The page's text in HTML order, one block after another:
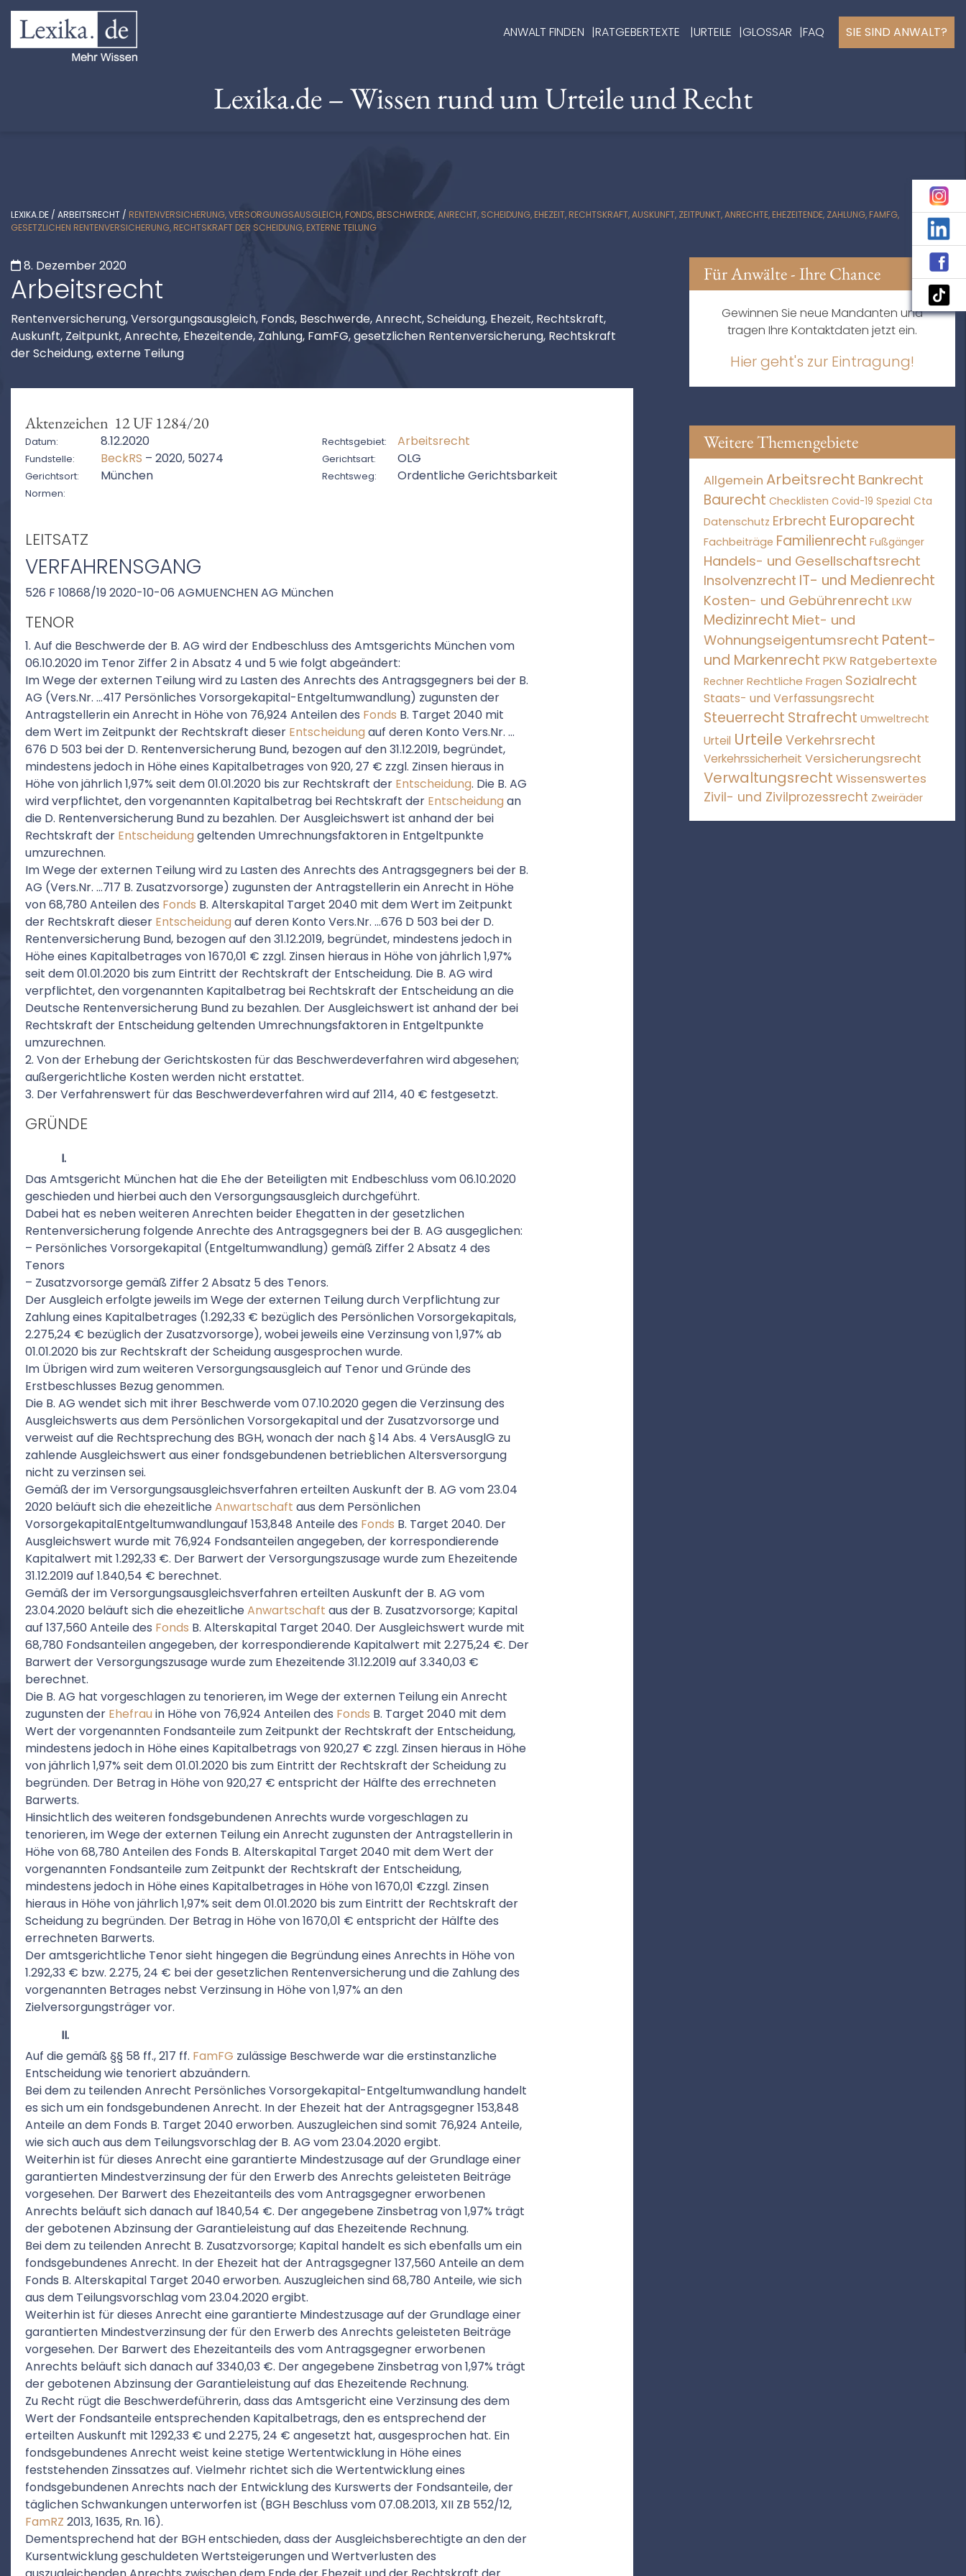
ANWALT FINDEN RATGEBERTEXTE URTEILE GLOSSAR FAQ SIE SIND ANWALT?
Lexika.de – Wissen rund um Urteile und Recht
LEXIKA.DE / ARBEITSRECHT / RENTENVERSICHERUNG, VERSORGUNGSAUSGLEICH, FONDS, BESCHWERDE, ANRECHT, SCHEIDUNG, EHEZEIT, RECHTSKRAFT, AUSKUNFT, ZEITPUNKT, ANRECHTE, EHEZEITENDE, ZAHLUNG, FAMFG,
GESETZLICHEN RENTENVERSICHERUNG, RECHTSKRAFT DER SCHEIDUNG, EXTERNE TEILUNG
8. Dezember 2020
Arbeitsrecht
Rentenversicherung, Versorgungsausgleich, Fonds, Beschwerde, Anrecht, Scheidung, Ehezeit, Rechtskraft,
Auskunft, Zeitpunkt, Anrechte, Ehezeitende, Zahlung, FamFG, gesetzlichen Rentenversicherung, Rechtskraft
der Scheidung, externe Teilung
Aktenzeichen 12 UF 1284/20
Datum: 8.12.2020 Rechtsgebiet: Arbeitsrecht
Fundstelle: BeckRS – 2020, 50274 Gerichtsart: OLG
Gerichtsort: München Rechtsweg: Ordentliche Gerichtsbarkeit
Normen:
LEITSATZ
VERFAHRENSGANG
526 F 10868/19 2020-10-06 AGMUENCHEN AG München
TENOR
1. Auf die Beschwerde der B. AG wird der Endbeschluss des Amtsgerichts München vom
06.10.2020 im Tenor Ziffer 2 in Absatz 4 und 5 wie folgt abgeändert:
Im Wege der externen Teilung wird zu Lasten des Anrechts des Antragsgegners bei der B.
AG (Vers.Nr. …417 Persönliches Vorsorgekapital-Entgeltumwandlung) zugunsten der
Antragstellerin ein Anrecht in Höhe von 76,924 Anteilen des Fonds B. Target 2040 mit
dem Wert im Zeitpunkt der Rechtskraft dieser Entscheidung auf deren Konto Vers.Nr. …
676 D 503 bei der D. Rentenversicherung Bund, bezogen auf den 31.12.2019, begründet,
mindestens jedoch in Höhe eines Kapitalbetrages von 920, 27 € zzgl. Zinsen hieraus in
Höhe von jährlich 1,97% seit dem 01.01.2020 bis zur Rechtskraft der Entscheidung. Die B. AG
wird verpflichtet, den vorgenannten Kapitalbetrag bei Rechtskraft der Entscheidung an
die D. Rentenversicherung Bund zu bezahlen. Der Ausgleichswert ist anhand der bei
Rechtskraft der Entscheidung geltenden Umrechnungsfaktoren in Entgeltpunkte
umzurechnen.
Im Wege der externen Teilung wird zu Lasten des Anrechts des Antragsgegners bei der B.
AG (Vers.Nr. …717 B. Zusatzvorsorge) zugunsten der Antragstellerin ein Anrecht in Höhe
von 68,780 Anteilen des Fonds B. Alterskapital Target 2040 mit dem Wert im Zeitpunkt
der Rechtskraft dieser Entscheidung auf deren Konto Vers.Nr. …676 D 503 bei der D.
Rentenversicherung Bund, bezogen auf den 31.12.2019, begründet, mindestens jedoch in
Höhe eines Kapitalbetrages von 1670,01 € zzgl. Zinsen hieraus in Höhe von jährlich 1,97%
seit dem 01.01.2020 bis zum Eintritt der Rechtskraft der Entscheidung. Die B. AG wird
verpflichtet, den vorgenannten Kapitalbetrag bei Rechtskraft der Entscheidung an die
Deutsche Rentenversicherung Bund zu bezahlen. Der Ausgleichswert ist anhand der bei
Rechtskraft der Entscheidung geltenden Umrechnungsfaktoren in Entgeltpunkte
umzurechnen.
2. Von der Erhebung der Gerichtskosten für das Beschwerdeverfahren wird abgesehen;
außergerichtliche Kosten werden nicht erstattet.
3. Der Verfahrenswert für das Beschwerdeverfahren wird auf 2114, 40 € festgesetzt.
GRÜNDE
I.
Das Amtsgericht München hat die Ehe der Beteiligten mit Endbeschluss vom 06.10.2020
geschieden und hierbei auch den Versorgungsausgleich durchgeführt.
Dabei hat es neben weiteren Anrechten beider Ehegatten in der gesetzlichen
Rentenversicherung folgende Anrechte des Antragsgegners bei der B. AG ausgeglichen:
– Persönliches Vorsorgekapital (Entgeltumwandlung) gemäß Ziffer 2 Absatz 4 des
Tenors
– Zusatzvorsorge gemäß Ziffer 2 Absatz 5 des Tenors.
Der Ausgleich erfolgte jeweils im Wege der externen Teilung durch Verpflichtung zur
Zahlung eines Kapitalbetrages (1.292,33 € bezüglich des Persönlichen Vorsorgekapitals,
2.275,24 € bezüglich der Zusatzvorsorge), wobei jeweils eine Verzinsung von 1,97% ab
01.01.2020 bis zur Rechtskraft der Scheidung ausgesprochen wurde.
Im Übrigen wird zum weiteren Versorgungsausgleich auf Tenor und Gründe des
Erstbeschlusses Bezug genommen.
Die B. AG wendet sich mit ihrer Beschwerde vom 07.10.2020 gegen die Verzinsung des
Ausgleichswerts aus dem Persönlichen Vorsorgekapital und der Zusatzvorsorge und
verweist auf die Rechtsprechung des BGH, wonach der nach § 14 Abs. 4 VersAusglG zu
zahlende Ausgleichswert aus einer fondsgebundenen betrieblichen Altersversorgung
nicht zu verzinsen sei.
Gemäß der im Versorgungsausgleichsverfahren erteilten Auskunft der B. AG vom 23.04
2020 beläuft sich die ehezeitlicheAnwartschaft aus dem Persönlichen
VorsorgekapitalEntgeltumwandlungauf 153,848 Anteile des Fonds B. Target 2040. Der
Ausgleichswert wurde mit 76,924 Fondsanteilen angegeben, der korrespondierende
Kapitalwert mit 1.292,33 €. Der Barwert der Versorgungszusage wurde zum Ehezeitende
31.12.2019 auf 1.840,54 € berechnet.
Gemäß der im Versorgungsausgleichsverfahren erteilten Auskunft der B. AG vom
23.04.2020 beläuft sich die ehezeitlicheAnwartschaft aus der B. Zusatzvorsorge; Kapital
auf 137,560 Anteile des Fonds B. Alterskapital Target 2040. Der Ausgleichswert wurde mit
68,780 Fondsanteilen angegeben, der korrespondierende Kapitalwert mit 2.275,24 €. Der
Barwert der Versorgungszusage wurde zum Ehezeitende 31.12.2019 auf 3.340,03 €
berechnet.
Die B. AG hat vorgeschlagen zu tenorieren, im Wege der externen Teilung ein Anrecht
zugunsten der Ehefrau in Höhe von 76,924 Anteilen des Fonds B. Target 2040 mit dem
Wert der vorgenannten Fondsanteile zum Zeitpunkt der Rechtskraft der Entscheidung,
mindestens jedoch in Höhe eines Kapitalbetrags von 920,27 € zzgl. Zinsen hieraus in Höhe
von jährlich 1,97% seit dem 01.01.2020 bis zum Eintritt der Rechtskraft der Scheidung zu
begründen. Der Betrag in Höhe von 920,27 € entspricht der Hälfte des errechneten
Barwerts.
Hinsichtlich des weiteren fondsgebundenen Anrechts wurde vorgeschlagen zu
tenorieren, im Wege der externen Teilung ein Anrecht zugunsten der Antragstellerin in
Höhe von 68,780 Anteilen des Fonds B. Alterskapital Target 2040 mit dem Wert der
vorgenannten Fondsanteile zum Zeitpunkt der Rechtskraft der Entscheidung,
mindestens jedoch in Höhe eines Kapitalbetrages in Höhe von 1670,01 €zzgl. Zinsen
hieraus in Höhe von jährlich 1,97% seit dem 01.01.2020 bis zum Eintritt der Rechtskraft der
Scheidung zu begründen. Der Betrag in Höhe von 1670,01 € entspricht der Hälfte des
errechneten Barwerts.
Der amtsgerichtliche Tenor sieht hingegen die Begründung eines Anrechts in Höhe von
1.292,33 € bzw. 2.275, 24 € bei der gesetzlichen Rentenversicherung und die Zahlung des
vorgenannten Betrages nebst Verzinsung in Höhe von 1,97% an den
Zielversorgungsträger vor.
II.
Auf die gemäß §§ 58 ff., 217 ff. FamFG zulässige Beschwerde war die erstinstanzliche
Entscheidung wie tenoriert abzuändern.
Bei dem zu teilenden Anrecht Persönliches Vorsorgekapital-Entgeltumwandlung handelt
es sich um ein fondsgebundenen Anrecht. In der Ehezeit hat der Antragsgegner 153,848
Anteile an dem Fonds B. Target 2040 erworben. Auszugleichen sind somit 76,924 Anteile,
wie sich auch aus dem Teilungsvorschlag der B. AG vom 23.04.2020 ergibt.
Weiterhin ist für dieses Anrecht eine garantierte Mindestzusage auf der Grundlage einer
garantierten Mindestverzinsung der für den Erwerb des Anrechts geleisteten Beiträge
vorgesehen. Der Barwert des Ehezeitanteils des vom Antragsgegner erworbenen
Anrechts beläuft sich danach auf 1840,54 €. Der angegebene Zinsbetrag von 1,97% trägt
der gebotenen Abzinsung der Garantieleistung auf das Ehezeitende Rechnung.
Bei dem zu teilenden Anrecht B. Zusatzvorsorge; Kapital handelt es sich ebenfalls um ein
fondsgebundenes Anrecht. In der Ehezeit hat der Antragsgegner 137,560 Anteile an dem
Fonds B. Alterskapital Target 2040 erworben. Auszugleichen sind 68,780 Anteile, wie sich
aus dem Teilungsvorschlag vom 23.04.2020 ergibt.
Weiterhin ist für dieses Anrecht eine garantierte Mindestzusage auf der Grundlage einer
garantierten Mindestverzinsung der für den Erwerb des Anrechts geleisteten Beiträge
vorgesehen. Der Barwert des Ehezeitanteils des vom Antragsgegner erworbenen
Anrechts beläuft sich danach auf 3340,03 €. Der angegebene Zinsbetrag von 1,97% trägt
der gebotenen Abzinsung der Garantieleistung auf das Ehezeitende Rechnung.
Zu Recht rügt die Beschwerdeführerin, dass das Amtsgericht eine Verzinsung des dem
Wert der Fondsanteile entsprechenden Kapitalbetrags, den es entsprechend der
erteilten Auskunft mit 1292,33 € und 2.275, 24 € angesetzt hat, ausgesprochen hat. Ein
fondsgebundenes Anrecht weist keine stetige Wertentwicklung in Höhe eines
feststehenden Zinssatzes auf. Vielmehr richtet sich die Wertentwicklung eines
fondsgebundenen Anrechts nach der Entwicklung des Kurswerts der Fondsanteile, der
täglichen Schwankungen unterworfen ist (BGH Beschluss vom 07.08.2013, XII ZB 552/12,
FamRZ 2013, 1635, Rn. 16).
Dementsprechend hat der BGH entschieden, dass der Ausgleichsberechtigte an den der
Kursentwicklung geschuldeten Wertsteigerungen und Wertverlusten des
Für Anwälte - Ihre Chance
Gewinnen Sie neue Mandanten und
tragen Ihre Kontaktdaten jetzt ein.
Hier geht's zur Eintragung!
Weitere Themengebiete
Allgemein Arbeitsrecht Bankrecht
Baurecht Checklisten Covid-19 Spezial Cta
Datenschutz Erbrecht Europarecht
Fachbeiträge Familienrecht Fußgänger
Handels- und Gesellschaftsrecht
Insolvenzrecht IT- und Medienrecht
Kosten- und Gebührenrecht LKW
Medizinrecht Miet- und
Wohnungseigentumsrecht Patent-
und Markenrecht PKW Ratgebertexte
Rechner Rechtliche Fragen Sozialrecht
Staats- und Verfassungsrecht
Steuerrecht Strafrecht Umweltrecht
Urteil Urteile Verkehrsrecht
Verkehrssicherheit Versicherungsrecht
Verwaltungsrecht Wissenswertes
Zivil- und Zivilprozessrecht Zweiräder